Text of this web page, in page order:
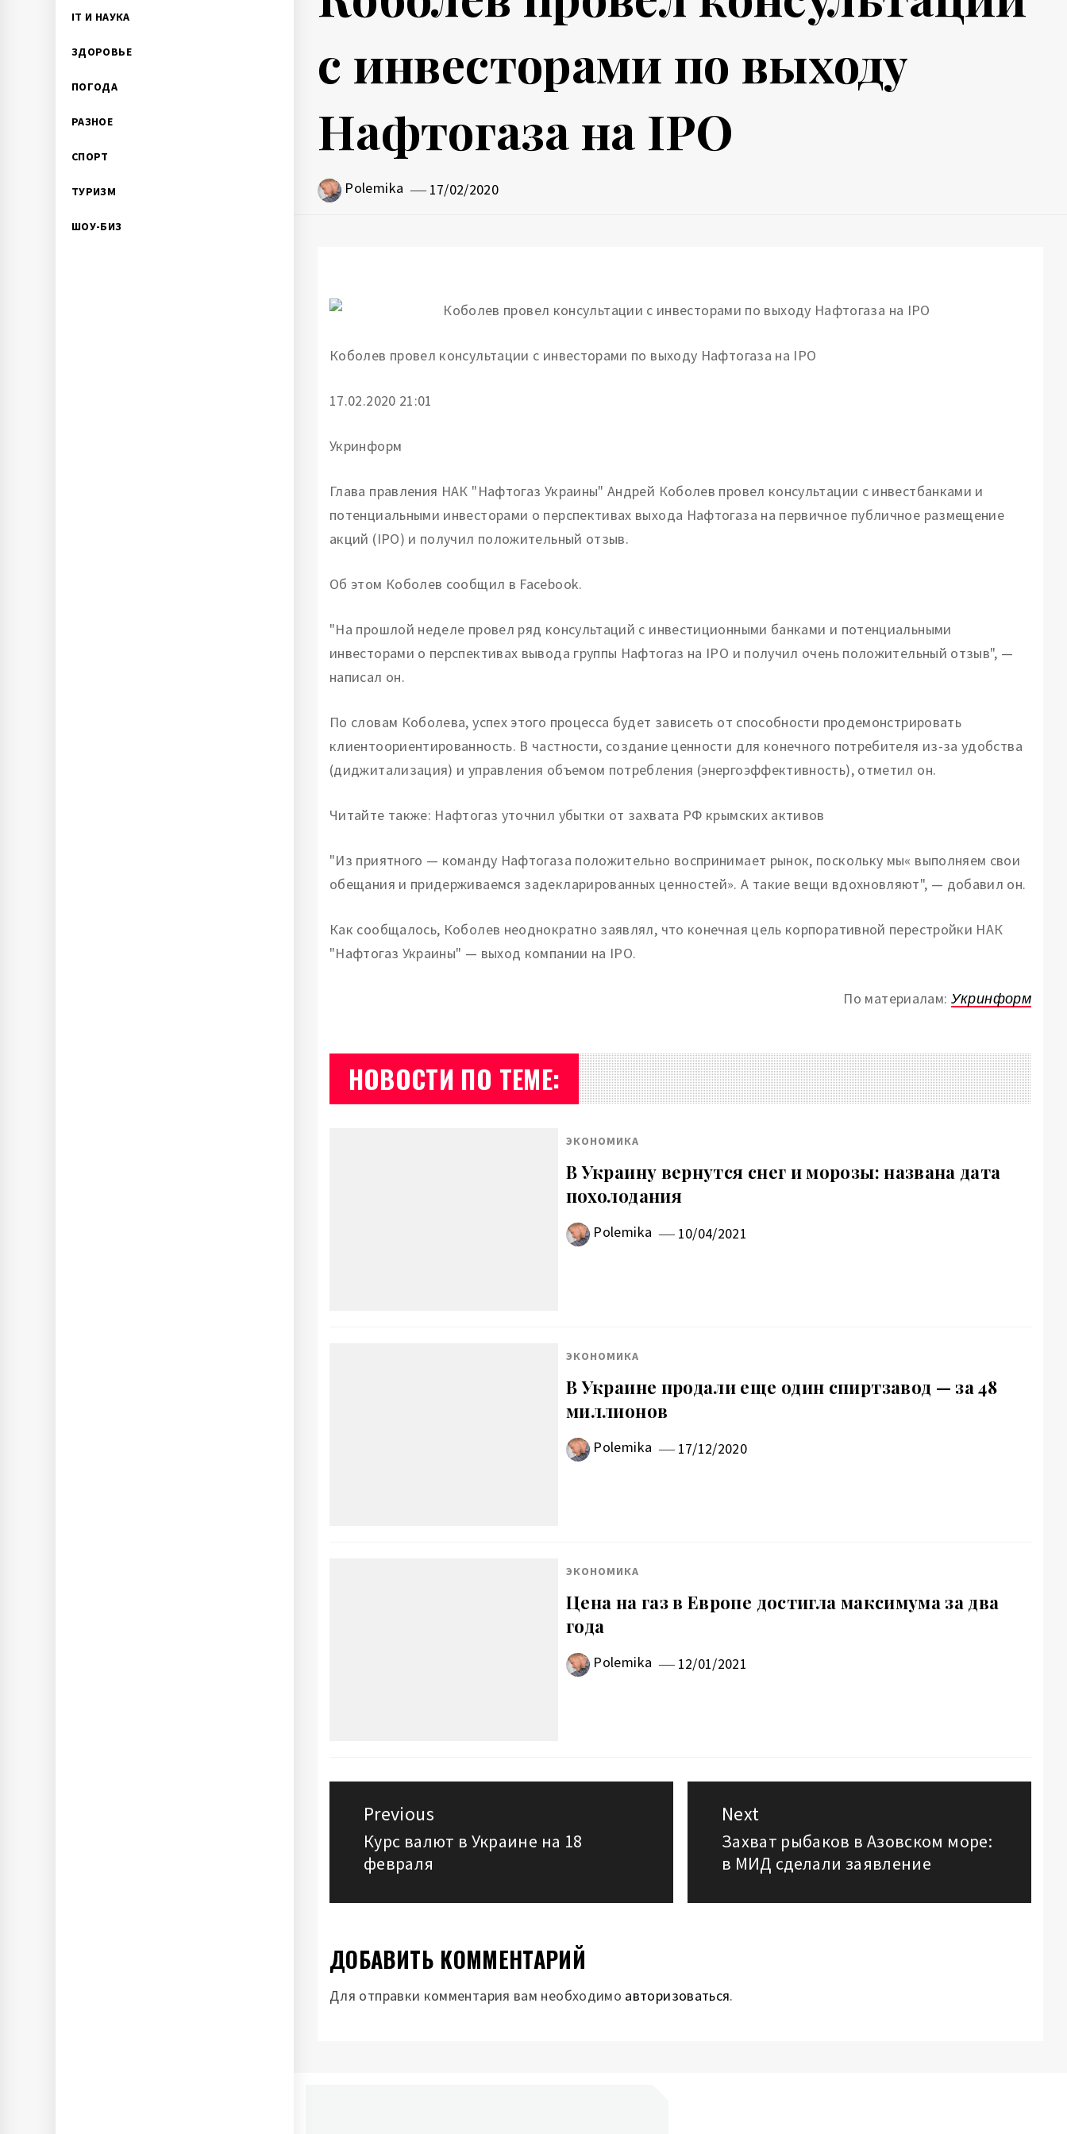
IT И НАУКА
ЗДОРОВЬЕ
ПОГОДА
РАЗНОЕ
СПОРТ
ТУРИЗМ
ШОУ-БИЗ
с инвесторами по выходу
Нафтогаза на IPO
Polemika 17/02/2020
Коболев провел консультации с инвесторами по выходу Нафтогаза на IPO
17.02.2020 21:01
Укринформ
Глава правления НАК "Нафтогаз Украины" Андрей Коболев провел консультации с инвестбанками и
потенциальными инвесторами о перспективах выхода Нафтогаза на первичное публичное размещение
акций (IPO) и получил положительный отзыв.
Об этом Коболев сообщил в Facebook.
"На прошлой неделе провел ряд консультаций с инвестиционными банками и потенциальными
инвесторами о перспективах вывода группы Нафтогаз на IPO и получил очень положительный отзыв", —
написал он.
По словам Коболева, успех этого процесса будет зависеть от способности продемонстрировать
клиентоориентированность. В частности, создание ценности для конечного потребителя из-за удобства
(диджитализация) и управления объемом потребления (энергоэффективность), отметил он.
Читайте также: Нафтогаз уточнил убытки от захвата РФ крымских активов
"Из приятного — команду Нафтогаза положительно воспринимает рынок, поскольку мы« выполняем свои
обещания и придерживаемся задекларированных ценностей». А такие вещи вдохновляют", — добавил он.
Как сообщалось, Коболев неоднократно заявлял, что конечная цель корпоративной перестройки НАК
"Нафтогаз Украины" — выход компании на IPO.
По материалам: Укринформ
НОВОСТИ ПО ТЕМЕ:
ЭКОНОМИКА
В Украину вернутся снег и морозы: названа дата
похолодания
Polemika 10/04/2021
ЭКОНОМИКА
В Украине продали еще один спиртзавод — за 48
миллионов
Polemika 17/12/2020
ЭКОНОМИКА
Цена на газ в Европе достигла максимума за два
года
Polemika 12/01/2021
Навигация
Previous
Previous
post:
Курс валют в Украине на 18
февраля
Next
Next
post:
Захват рыбаков в Азовском море:
в МИД сделали заявление
ДОБАВИТЬ КОММЕНТАРИЙ
Для отправки комментария вам необходимо авторизоваться.